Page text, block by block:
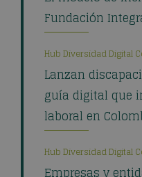
Fundación
Hub Diversidad Digital
Lanzan
guía digital que
laboral en
Hub Diversidad Digital
Empresas y